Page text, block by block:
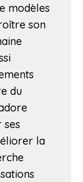
modèles
son
du
la